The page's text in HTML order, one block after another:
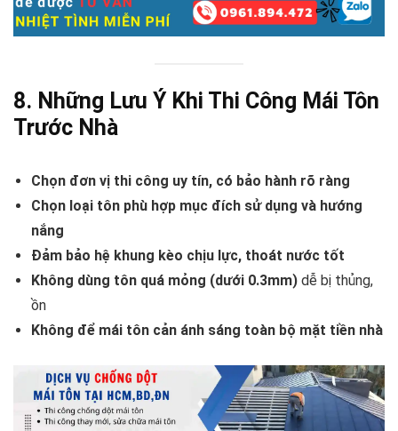
8. Những Lưu Ý Khi Thi Công Mái Tôn
Trước Nhà
Chọn đơn vị thi công uy tín, có bảo hành rõ ràng
Chọn loại tôn phù hợp mục đích sử dụng và hướng
nắng
Đảm bảo hệ khung kèo chịu lực, thoát nước tốt
Không dùng tôn quá mỏng (dưới 0.3mm) dễ bị thủng,
ồn
Không để mái tôn cản ánh sáng toàn bộ mặt tiền nhà